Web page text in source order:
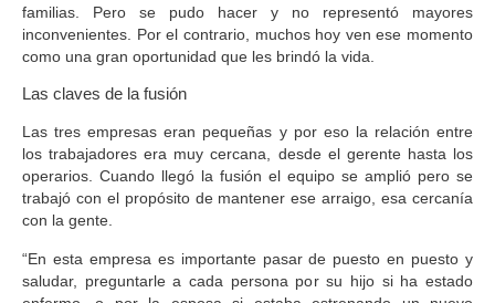
familias. Pero se pudo hacer y no representó mayores
inconvenientes.
Por el contrario, muchos hoy ven ese momento
como una gran oportunidad que les brindó la vida.
Las claves de la fusión
Las tres empresas eran pequeñas y por eso la relación entre
los trabajadores era muy cercana , desde el gerente hasta los
operarios. Cuando llegó la fusión el equipo se amplió pero se
trabajó con el propósito de mantener ese arraigo, esa cercanía
con la gente.
“En esta empresa es importante pasar de puesto en puesto y
saludar, preguntarle a cada persona por su hijo si ha estado